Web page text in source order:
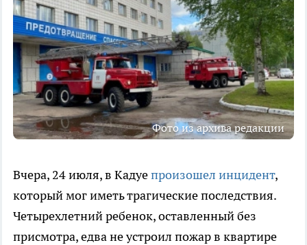
Фото из архива редакции
Вчера, 24 июля, в Кадуепроизошел инцидент,
который мог иметь трагические последствия.
Четырехлетний ребенок, оставленный без
присмотра, едва не устроил пожар в квартире